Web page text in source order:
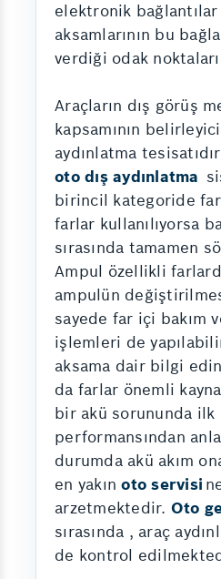
elektronik bağlantılar
aksamlarının bu
verdiği odak
Araçların dış görüş
kapsamının
aydınlatma
oto dış aydınlatma
birincil kategoride
farlar kullanılıyorsa
sırasında tamamen
Ampul özellikli
ampulün
sayede far içi bakım
işlemleri de
aksama dair bilgi
da farlar önemli
bir akü sorununda
performansından
durumda akü akım
en yakınoto servisi
arzetmektedir. Oto
sırasında , araç
de kontrol